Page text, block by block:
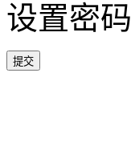
设置密码